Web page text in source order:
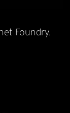
Foundry.